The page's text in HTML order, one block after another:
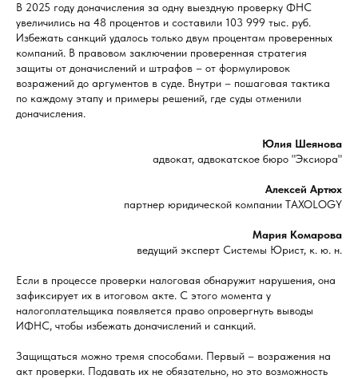
В 2025 году доначисления за одну выездную проверку ФНС
увеличились на 48 процентов и составили 103 999 тыс. руб.
Избежать санкций удалось только двум процентам проверенных
компаний. В правовом заключении проверенная стратегия
защиты от доначислений и штрафов – от формулировок
возражений до аргументов в суде. Внутри – пошаговая тактика
по каждому этапу и примеры решений, где суды отменили
доначисления.
Юлия Шеянова
адвокат, адвокатское бюро "Эксиора"
Алексей Артюх
партнер юридической компании TAXOLOGY
Мария Комарова
ведущий эксперт Системы Юрист, к. ю. н.
Если в процессе проверки налоговая обнаружит нарушения, она
зафиксирует их в итоговом акте. С этого момента у
налогоплательщика появляется право опровергнуть выводы
ИФНС, чтобы избежать доначислений и санкций.
Защищаться можно тремя способами. Первый – возражения на
акт проверки. Подавать их не обязательно, но это возможность